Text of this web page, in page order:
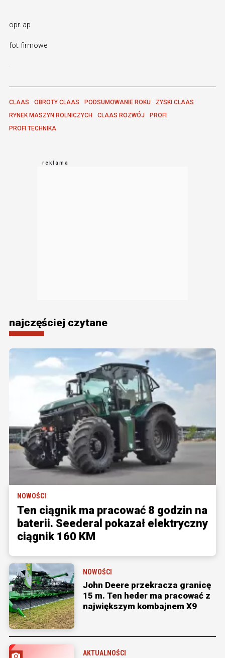
opr. ap
fot. firmowe
CLAAS OBROTY CLAAS PODSUMOWANIE ROKU
ZYSKI CLAAS
RYNEK MASZYN ROLNICZYCH
CLAAS ROZWÓJ
PROFI
PROFI TECHNIKA
najczęściej czytane
NOWOŚCI
Ten ciągnik ma pracować 8 godzin na
baterii. Seederal pokazał elektryczny
ciągnik 160 KM
NOWOŚCI
John Deere przekracza granicę
15 m. Ten heder ma pracować z
największym kombajnem X9
AKTUALNOŚCI